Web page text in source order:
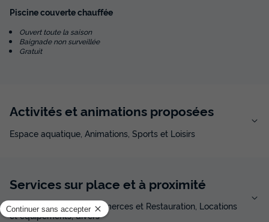
Piscine couverte chauffée
Ouvert toute la saison
Baignade non surveillée
Gratuit
Activités et animations proposées
Espace aquatique, Animations, Sports et Loisirs
Services sur place et à proximité
Santé et Bien-être, Commerces et Restauration, Locations
et équipements, divers